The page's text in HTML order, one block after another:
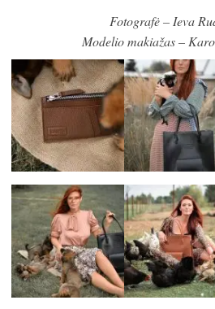
Fotografė – Ieva
Modelio makiažas –